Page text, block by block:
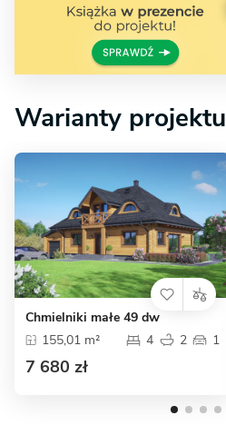
Warianty projektu
Chmielniki małe 49 dw
155,01 m²
4 2 1
7 680 zł